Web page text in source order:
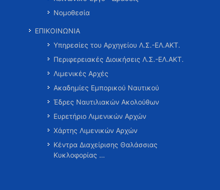
Νομοθεσία
ΕΠΙΚΟΙΝΩΝΙΑ
Υπηρεσίες του Αρχηγείου Λ.Σ.-ΕΛ.ΑΚΤ.
Περιφερειακές Διοικήσεις Λ.Σ.-ΕΛ.ΑΚΤ.
Λιμενικές Αρχές
Ακαδημίες Εμπορικού Ναυτικού
Έδρες Ναυτιλιακών Ακολούθων
Ευρετήριο Λιμενικών Αρχών
Χάρτης Λιμενικών Αρχών
Κέντρα Διαχείρισης Θαλάσσιας
Κυκλοφορίας …